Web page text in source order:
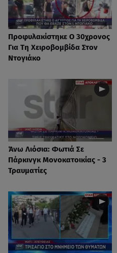
Προφυλακίστηκε Ο 30χρονος
Για Τη Χειροβομβίδα Στον
Ντογιάκο
Άνω Λιόσια: Φωτιά Σε
Πάρκινγκ Μονοκατοικίας - 3
Τραυματίες